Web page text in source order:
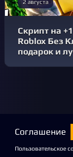
2 августа
Скрипт на
Roblox Без
подарок и
Соглашение
Пользовательское